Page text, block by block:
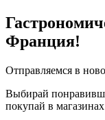
Франция!
Отправляемся в
Выбирай
покупай в